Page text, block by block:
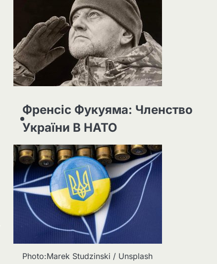
Френсіс Фукуяма: Членство
України В НАТО
Photo:Marek Studzinski / Unsplash